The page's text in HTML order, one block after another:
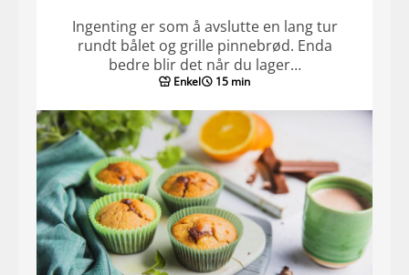
Ingenting er som å avslutte en lang tur
rundt bålet og grille pinnebrød. Enda
bedre blir det når du lager…
Enkel 15 min